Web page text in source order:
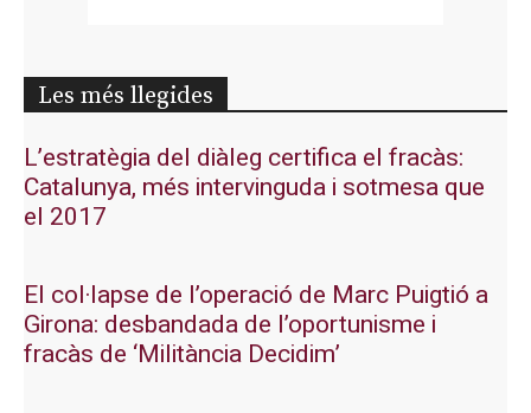
Les més llegides
L’estratègia del diàleg certifica el fracàs:
Catalunya, més intervinguda i sotmesa que
el 2017
El col·lapse de l’operació de Marc Puigtió a
Girona: desbandada de l’oportunisme i
fracàs de ‘Militància Decidim’